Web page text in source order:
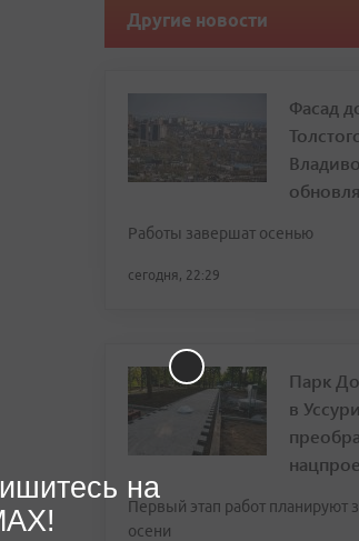
Другие новости
Фасад
Работы завершат осенью
сегодня, 22:29
Парк
в
Первый этап работ планируют
осени
на